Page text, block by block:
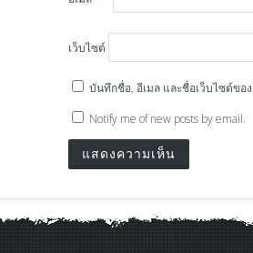
เว็บไซต์
บันทึกชื่อ, อีเมล และชื่อเว็บไซต์ขอ
Notify me of new posts by email.